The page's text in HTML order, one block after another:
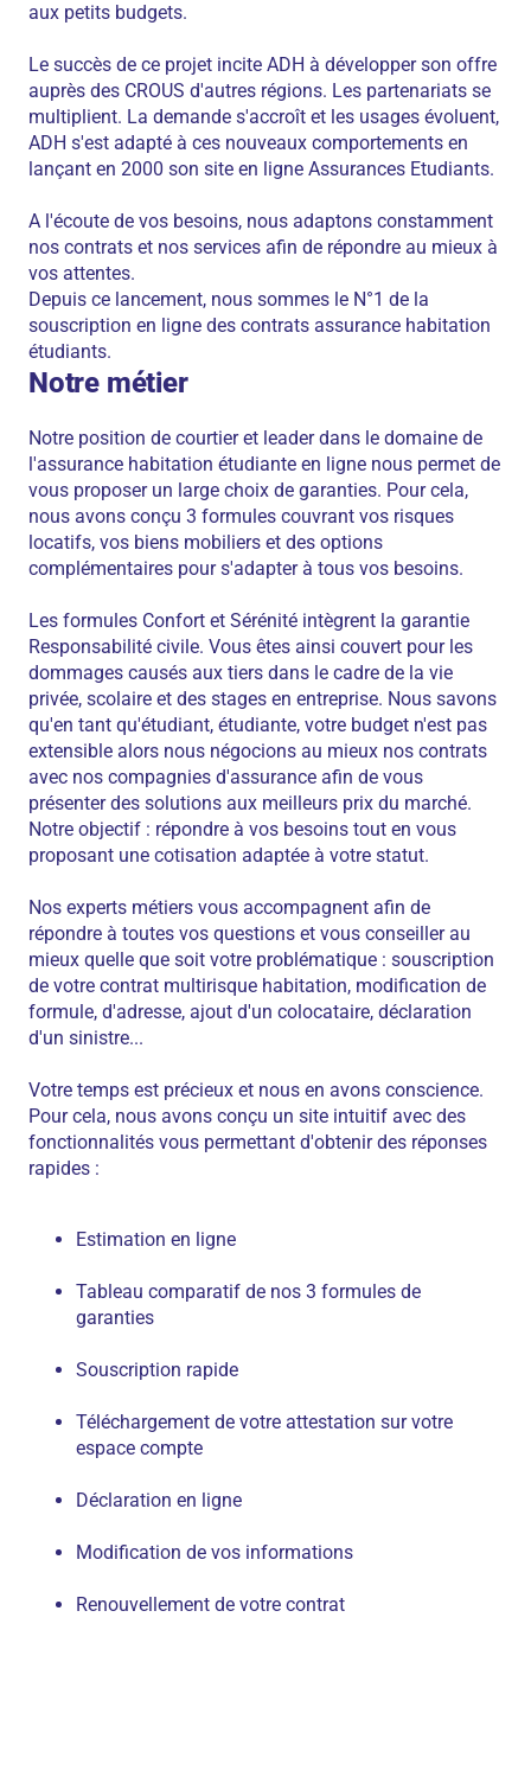
aux petits budgets.
Le succès de ce projet incite ADH à développer son offre
auprès des CROUS d'autres régions. Les partenariats se
multiplient. La demande s'accroît et les usages évoluent,
ADH s'est adapté à ces nouveaux comportements en
lançant en 2000 son site en ligne Assurances Etudiants.
A l'écoute de vos besoins, nous adaptons constamment
nos contrats et nos services afin de répondre au mieux à
vos attentes.
Depuis ce lancement, nous sommes le N°1 de la
souscription en ligne des contrats assurance habitation
étudiants.
Notre métier
Notre position de courtier et leader dans le domaine de
l'assurance habitation étudiante en ligne nous permet de
vous proposer un large choix de garanties. Pour cela,
nous avons conçu 3 formules couvrant vos risques
locatifs, vos biens mobiliers et des options
complémentaires pour s'adapter à tous vos besoins.
Les formules Confort et Sérénité intègrent la garantie
Responsabilité civile. Vous êtes ainsi couvert pour les
dommages causés aux tiers dans le cadre de la vie
privée, scolaire et des stages en entreprise. Nous savons
qu'en tant qu'étudiant, étudiante, votre budget n'est pas
extensible alors nous négocions au mieux nos contrats
avec nos compagnies d'assurance afin de vous
présenter des solutions aux meilleurs prix du marché.
Notre objectif : répondre à vos besoins tout en vous
proposant une cotisation adaptée à votre statut.
Nos experts métiers vous accompagnent afin de
répondre à toutes vos questions et vous conseiller au
mieux quelle que soit votre problématique : souscription
de votre contrat multirisque habitation, modification de
formule, d'adresse, ajout d'un colocataire, déclaration
d'un sinistre...
Votre temps est précieux et nous en avons conscience.
Pour cela, nous avons conçu un site intuitif avec des
fonctionnalités vous permettant d'obtenir des réponses
rapides :
Estimation en ligne
Tableau comparatif de nos 3 formules de
garanties
Souscription rapide
Téléchargement de votre attestation sur votre
espace compte
Déclaration en ligne
Modification de vos informations
Renouvellement de votre contrat